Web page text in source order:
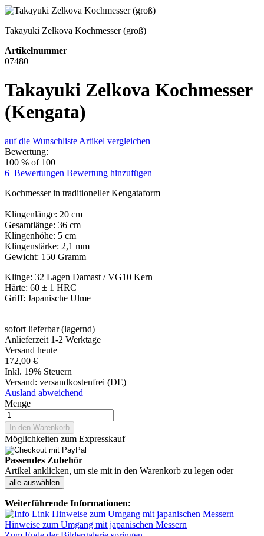
Takayuki Zelkova Kochmesser (groß)
Artikelnummer
07480
Takayuki Zelkova Kochmesser
(Kengata)
auf die Wunschliste Artikel vergleichen
Bewertung:
100 % of 100
6 Bewertungen Bewertung hinzufügen
Kochmesser in traditioneller Kengataform
Klingenlänge: 20 cm
Gesamtlänge: 36 cm
Klingenhöhe: 5 cm
Klingenstärke: 2,1 mm
Gewicht: 150 Gramm
Klinge: 32 Lagen Damast / VG10 Kern
Härte: 60 ± 1 HRC
Griff: Japanische Ulme
sofort lieferbar (lagernd)
Anlieferzeit 1-2 Werktage
Versand heute
172,00 €
Inkl. 19% Steuern
Versand: versandkostenfrei (DE)
Ausland abweichend
Menge
In den Warenkorb
Möglichkeiten zum Expresskauf
Passendes Zubehör
Artikel anklicken, um sie mit in den Warenkorb zu legen oder
alle auswählen
Weiterführende Informationen:
Hinweise zum Umgang mit japanischen Messern